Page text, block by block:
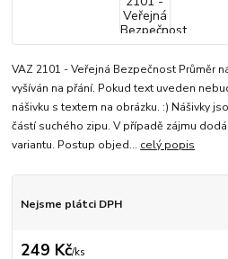
VAZ 2101 - Veřejná Bezpečnost Průměr
vyšíván na přání. Pokud text uveden
nášivku s textem na obrázku. :) Nášivky
částí suchého zipu. V případě zájmu
variantu. Postup objed... celý popis
Nejsme plátci DPH
249 Kč/ks